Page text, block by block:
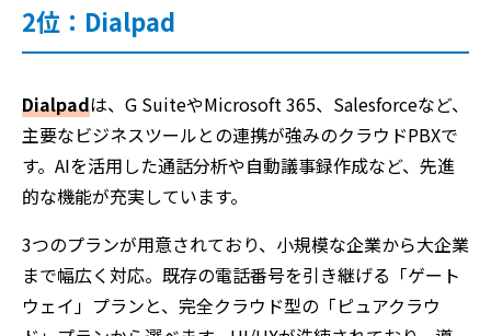
2位：Dialpad
Dialpadは、G SuiteやMicrosoft 365、Salesforceなど、
主要なビジネスツールとの連携が強みのクラウドPBXで
す。AIを活用した通話分析や自動議事録作成など、先進
的な機能が充実しています。
3つのプランが用意されており、小規模な企業から大企業
まで幅広く対応。既存の電話番号を引き継げる「ゲート
ウェイ」プランと、完全クラウド型の「ピュアクラウ